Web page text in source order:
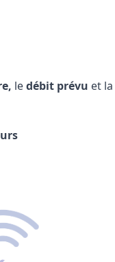
ledébit prévu et la